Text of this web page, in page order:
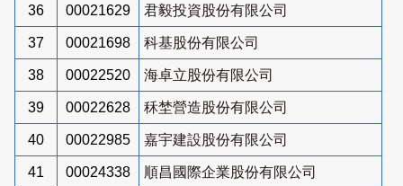
36 00021629 君毅投資股份有限公司
37 00021698 科基股份有限公司
38 00022520 海卓立股份有限公司
39 00022628 秝埜營造股份有限公司
40 00022985 嘉宇建設股份有限公司
41 00024338 順昌國際企業股份有限公司